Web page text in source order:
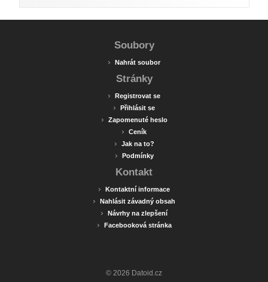
Soubory
› Nahrát soubor
Stránky
› Registrovat se
› Přihlásit se
› Zapomenuté heslo
› Ceník
› Jak na to?
› Podmínky
Kontakt
› Kontaktní informace
› Nahlásit závadný obsah
› Návrhy na zlepšení
› Facebooková stránka
© 2026 Datoid.cz